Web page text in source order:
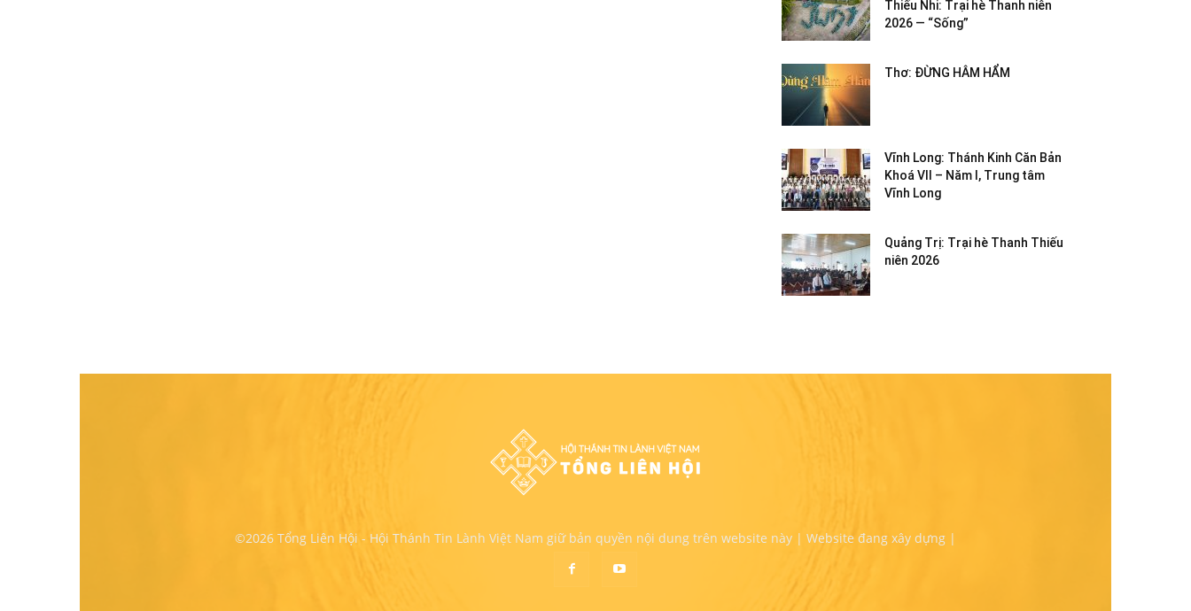
Thiếu Nhi: Trại hè Thanh niên
2026 — “Sống”
Thơ: ĐỪNG HÂM HẨM
Vĩnh Long: Thánh Kinh Căn Bản
Khoá VII – Năm I, Trung tâm
Vĩnh Long
Quảng Trị: Trại hè Thanh Thiếu
niên 2026
©2026 Tổng Liên Hội - Hội Thánh Tin Lành Việt Nam giữ bản quyền nội dung trên website này | Website đang xây dựng |